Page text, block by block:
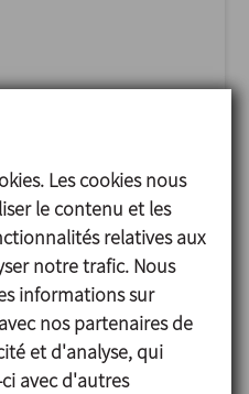
Les cookies nous
le contenu et les
relatives aux
notre trafic. Nous
informations sur
nos partenaires de
et d'analyse, qui
avec d'autres